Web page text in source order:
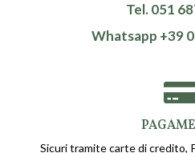
Tel. 051
Whatsapp +39
Sicuri tramite carte di credito,